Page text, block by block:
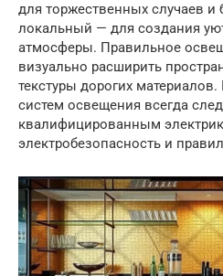
для торжественных случаев
локальный — для создания
атмосферы. Правильное
визуально расширить
текстуры дорогих
систем освещения всегда
квалифицированным
электробезопасность и